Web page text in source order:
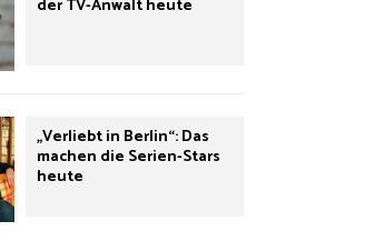
der TV-Anwalt heute
„Verliebt in Berlin“: Das
machen die Serien-Stars
heute